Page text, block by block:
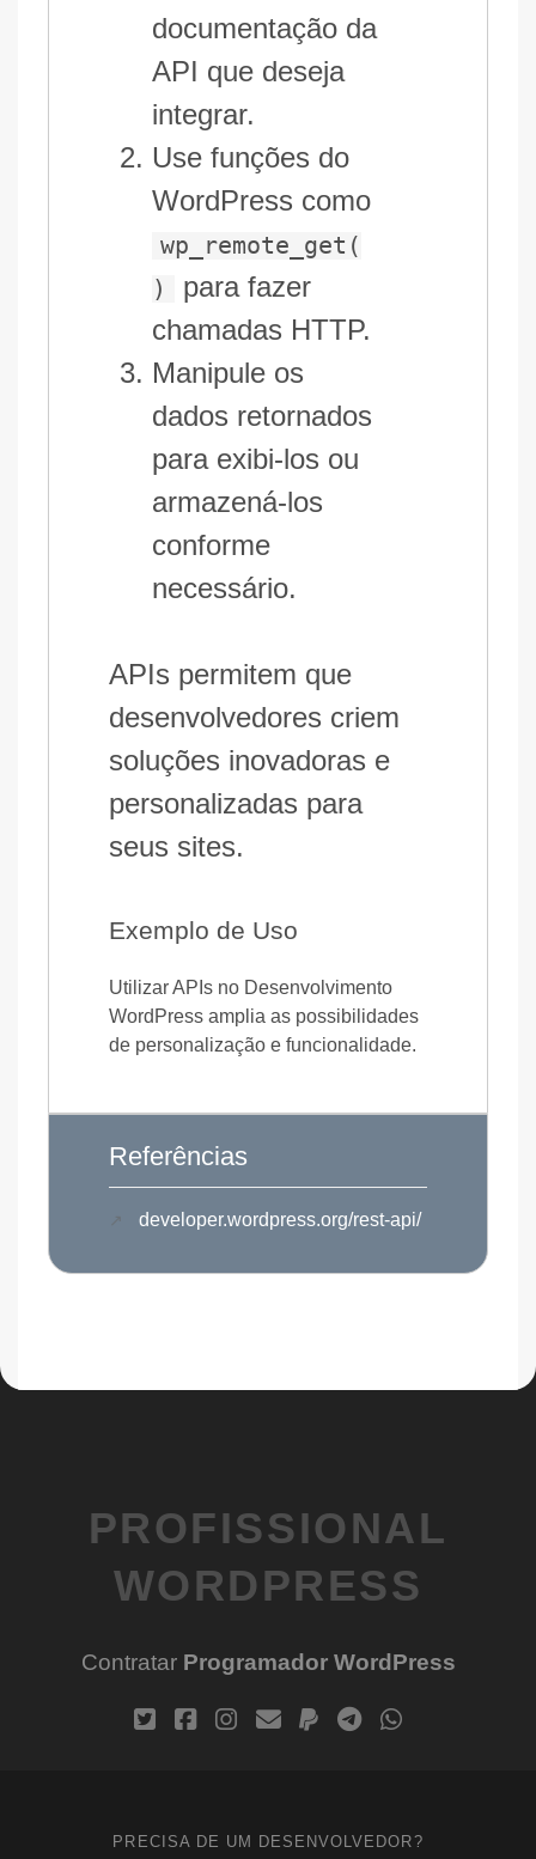
documentação da
API que deseja
integrar.
Use funções do
WordPress como
wp_remote_get(
)
para fazer
chamadas HTTP.
Manipule os
dados retornados
para exibi-los ou
armazená-los
conforme
necessário.
APIs permitem que
desenvolvedores criem
soluções inovadoras e
personalizadas para
seus sites.
Exemplo de Uso
Utilizar APIs no Desenvolvimento
WordPress amplia as possibilidades
de personalização e funcionalidade.
Referências
developer.wordpress.org/rest-api/
PROFISSIONAL
WORDPRESS
Contratar Programador WordPress
PRECISA DE UM DESENVOLVEDOR?